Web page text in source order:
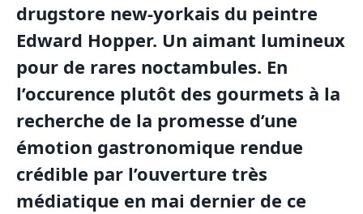
drugstore new-yorkais du peintre
Edward Hopper. Un aimant lumineux
pour de rares noctambules. En
l’occurence plutôt des gourmets à la
recherche de la promesse d’une
émotion gastronomique rendue
crédible par l’ouverture très
médiatique en mai dernier de ce